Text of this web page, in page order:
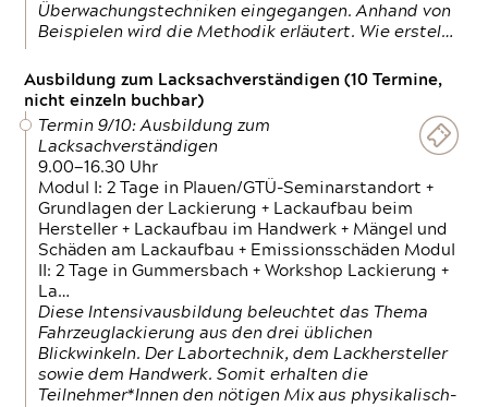
Überwachungstechniken eingegangen. Anhand von
Beispielen wird die Methodik erläutert. Wie erstel…
Ausbildung zum Lacksachverständigen (10 Termine,
nicht einzeln buchbar)
Termin 9/10: Ausbildung zum
Lacksachverständigen
9.00—16.30 Uhr
Modul I: 2 Tage in Plauen/GTÜ-Seminarstandort +
Grundlagen der Lackierung + Lackaufbau beim
Hersteller + Lackaufbau im Handwerk + Mängel und
Schäden am Lackaufbau + Emissionsschäden Modul
II: 2 Tage in Gummersbach + Workshop Lackierung +
La…
Diese Intensivausbildung beleuchtet das Thema
Fahrzeuglackierung aus den drei üblichen
Blickwinkeln. Der Labortechnik, dem Lackhersteller
sowie dem Handwerk. Somit erhalten die
Teilnehmer*Innen den nötigen Mix aus physikalisch-